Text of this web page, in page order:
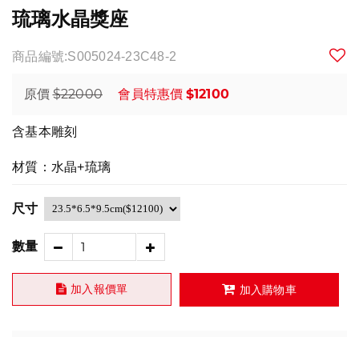
琉璃水晶獎座
商品編號:S005024-23C48-2
原價 $22000 會員特惠價 $12100
含基本雕刻
材質：水晶+琉璃
尺寸
數量
加入報價單 加入購物車